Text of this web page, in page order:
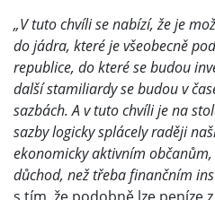
„V tuto chvíli se nabízí, že je
do jádra, které je všeobecně
republice, do které se budou
další stamiliardy se budou v
sazbách. A v tuto chvíli je na
sazby logicky splácely raději
ekonomicky aktivním
důchod, než třeba finančním